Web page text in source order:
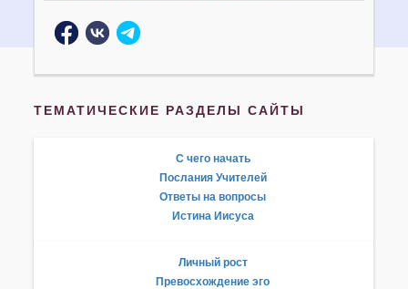
ТЕМАТИЧЕСКИЕ РАЗДЕЛЫ САЙТЫ
С чего начать
Послания Учителей
Ответы на вопросы
Истина Иисуса
Личный рост
Превосхождение эго